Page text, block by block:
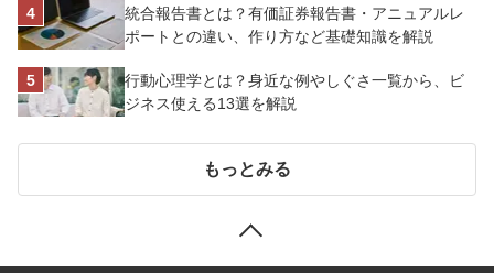
統合報告書とは？有価証券報告書・アニュアルレ
ポートとの違い、作り方など基礎知識を解説
行動心理学とは？身近な例やしぐさ一覧から、ビ
ジネス使える13選を解説
もっとみる